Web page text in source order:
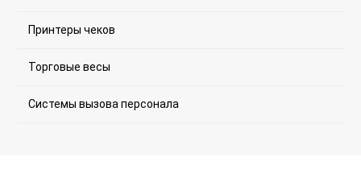
Принтеры чеков
Торговые весы
Системы вызова персонала